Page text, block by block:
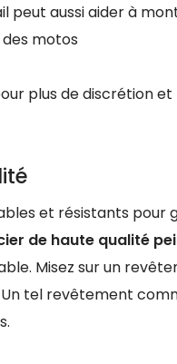
peut aussi aider à
motos
plus de discrétion
et résistants pour
de haute qualité
Misez sur un
tel revêtement